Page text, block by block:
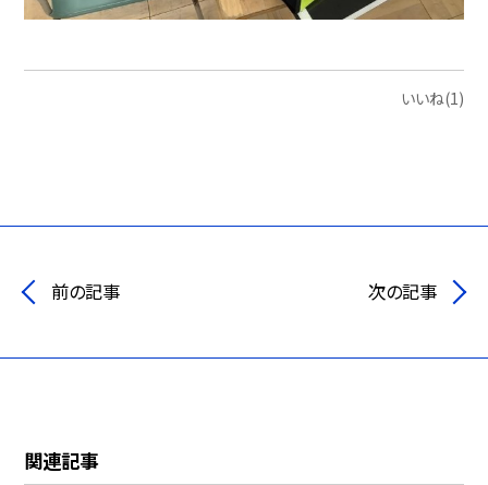
いいね(1)
前の記事 次の記事
関連記事